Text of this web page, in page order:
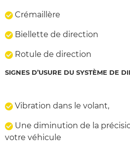
Crémaillère
Biellette de direction
Rotule de direction
SIGNES D’USURE DU SYSTÈME DE
Vibration dans le volant,
Une diminution de la
votre véhicule